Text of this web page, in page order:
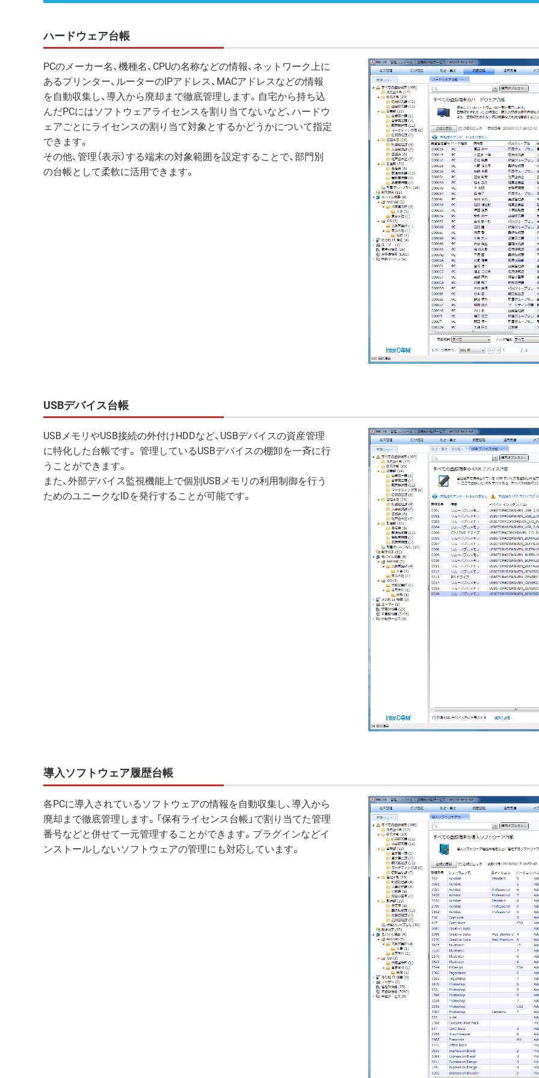
ハードウェア台帳
PCのメーカー名、機種名、CPUの名称などの情報、ネットワーク上に
あるプリンター、ルーターのIPアドレス、MACアドレスなどの情報
を自動収集し、導入から廃却まで徹底管理します。自宅から持ち込
んだPCにはソフトウェアライセンスを割り当てないなど、ハードウ
ェアごとにライセンスの割り当て対象とするかどうかについて指定
できます。
その他、管理（表示）する端末の対象範囲を設定することで、部門別
の台帳として柔軟に活用できます。
USBデバイス台帳
USBメモリやUSB接続の外付けHDDなど、USBデバイスの資産管理
に特化した台帳です。 管理しているUSBデバイスの棚卸を一斉に行
うことができます。
また、外部デバイス監視機能上で個別USBメモリの利用制御を行う
ためのユニークなIDを発行することが可能です。
導入ソフトウェア履歴台帳
各PCに導入されているソフトウェアの情報を自動収集し、導入から
廃却まで徹底管理します。「保有ライセンス台帳」で割り当てた管理
番号などと併せて一元管理することができます。プラグインなどイ
ンストールしないソフトウェアの管理にも対応しています。